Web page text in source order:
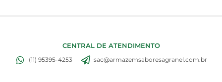
CENTRAL DE ATENDIMENTO
(11) 95395-4253 sac@armazemsaboresagranel.com.br